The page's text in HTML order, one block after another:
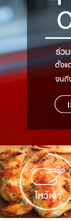
Top
สารพันก้นครัว
เคล็ดลับน่ารู้
เปรียบเทีย
เปรียบเที
เปรียบเที
ชั่งตวงเนย
FoodPedia
สร้าง